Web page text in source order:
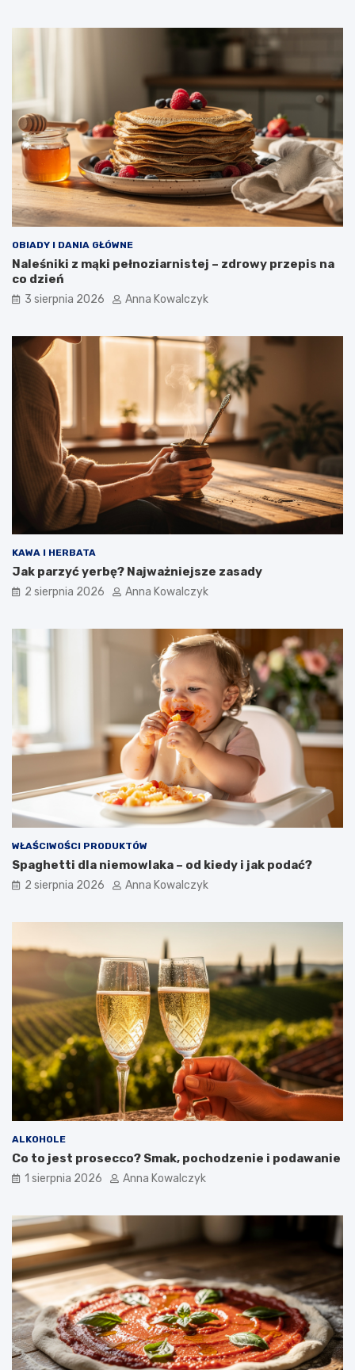
OBIADY I DANIA GŁÓWNE
Naleśniki z mąki pełnoziarnistej – zdrowy przepis na
co dzień
3 sierpnia 2026 Anna Kowalczyk
KAWA I HERBATA
Jak parzyć yerbę? Najważniejsze zasady
2 sierpnia 2026 Anna Kowalczyk
WŁAŚCIWOŚCI PRODUKTÓW
Spaghetti dla niemowlaka – od kiedy i jak podać?
2 sierpnia 2026 Anna Kowalczyk
ALKOHOLE
Co to jest prosecco? Smak, pochodzenie i podawanie
1 sierpnia 2026 Anna Kowalczyk